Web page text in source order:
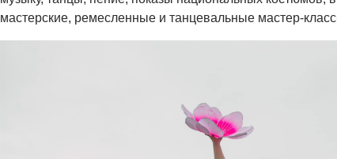
мастерские, ремесленные и танцевальные мастер-